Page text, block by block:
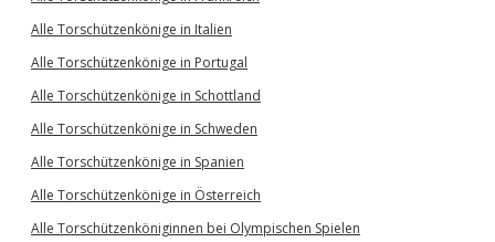
Alle Torschützenkönige in Italien
Alle Torschützenkönige in Portugal
Alle Torschützenkönige in Schottland
Alle Torschützenkönige in Schweden
Alle Torschützenkönige in Spanien
Alle Torschützenkönige in Österreich
Alle Torschützenköniginnen bei Olympischen Spielen